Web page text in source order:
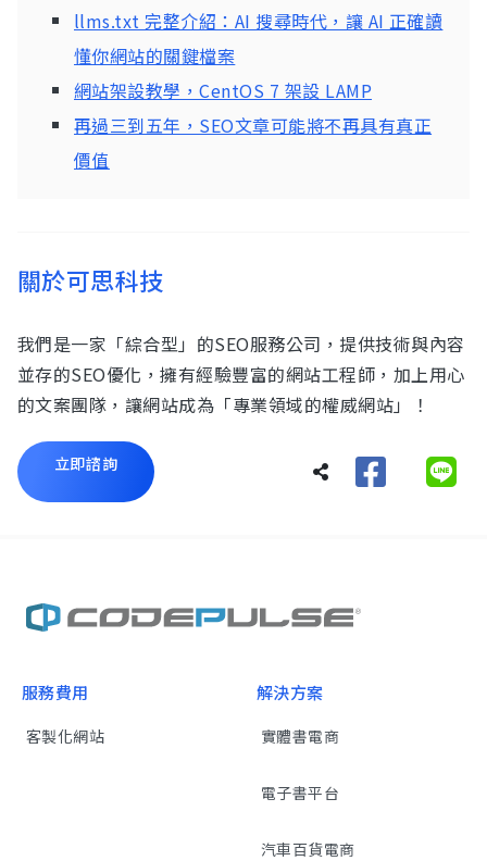
llms.txt 完整介紹：AI 搜尋時代，讓 AI 正確讀
懂你網站的關鍵檔案
網站架設教學，CentOS 7 架設 LAMP
再過三到五年，SEO文章可能將不再具有真正
價值
關於可思科技
我們是一家「綜合型」的SEO服務公司，提供技術與內容
並存的SEO優化，擁有經驗豐富的網站工程師，加上用心
的文案團隊，讓網站成為「專業領域的權威網站」！
立即諮詢
服務費用
客製化網站
解決方案
實體書電商
電子書平台
汽車百貨電商